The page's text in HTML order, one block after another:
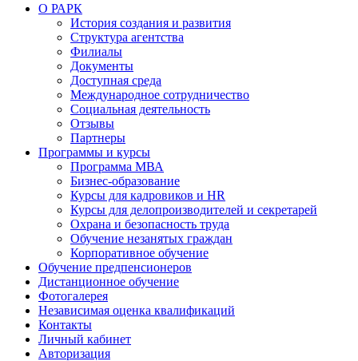
О РАРК
История создания и развития
Структура агентства
Филиалы
Документы
Доступная среда
Международное сотрудничество
Социальная деятельность
Отзывы
Партнеры
Программы и курсы
Программа МВА
Бизнес-образование
Курсы для кадровиков и HR
Курсы для делопроизводителей и секретарей
Охрана и безопасность труда
Обучение незанятых граждан
Корпоративное обучение
Обучение предпенсионеров
Дистанционное обучение
Фотогалерея
Независимая оценка квалификаций
Контакты
Личный кабинет
Авторизация